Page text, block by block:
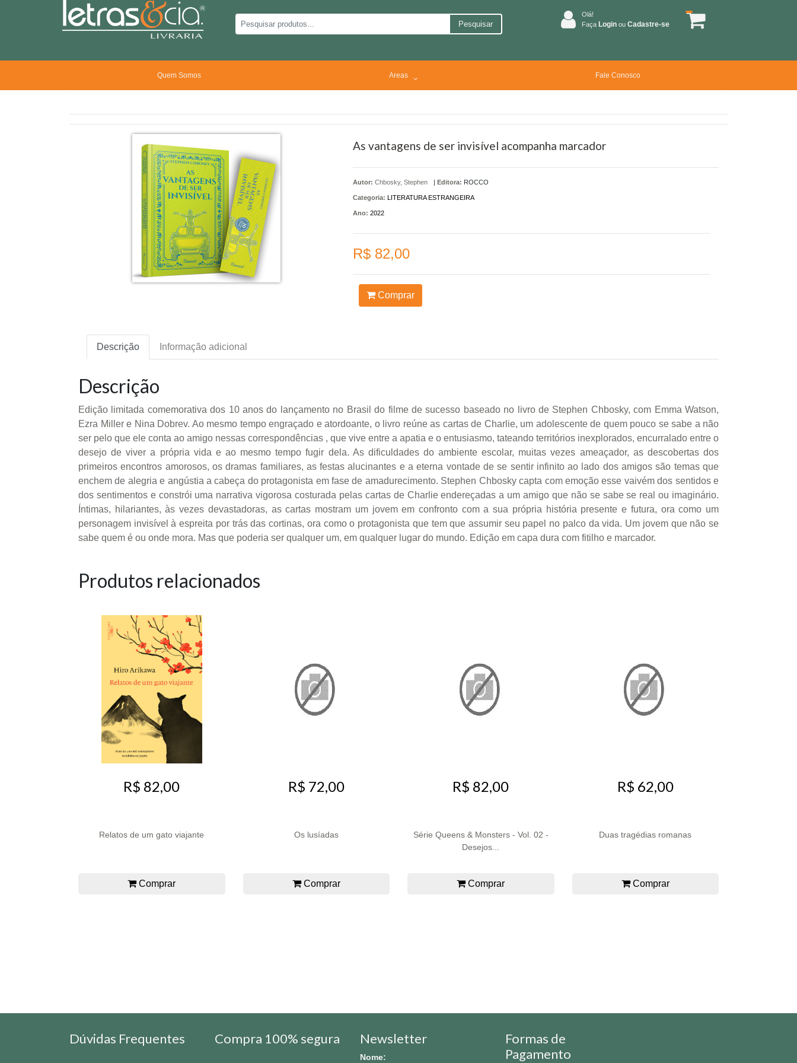
Pesquisar
Olá!
Faça Login ou Cadastre-se
Quem Somos Areas Fale Conosco
As vantagens de ser invisível acompanha marcador
Autor: Chbosky, Stephen | Editora: ROCCO
Categoria: LITERATURA ESTRANGEIRA
Ano: 2022
R$ 82,00
Comprar
Descrição Informação adicional
Descrição
Edição limitada comemorativa dos 10 anos do lançamento no Brasil do filme de sucesso baseado no livro de Stephen Chbosky, com Emma Watson,
Ezra Miller e Nina Dobrev. Ao mesmo tempo engraçado e atordoante, o livro reúne as cartas de Charlie, um adolescente de quem pouco se sabe a não
ser pelo que ele conta ao amigo nessas correspondências , que vive entre a apatia e o entusiasmo, tateando territórios inexplorados, encurralado entre o
desejo de viver a própria vida e ao mesmo tempo fugir dela. As dificuldades do ambiente escolar, muitas vezes ameaçador, as descobertas dos
primeiros encontros amorosos, os dramas familiares, as festas alucinantes e a eterna vontade de se sentir infinito ao lado dos amigos são temas que
enchem de alegria e angústia a cabeça do protagonista em fase de amadurecimento. Stephen Chbosky capta com emoção esse vaivém dos sentidos e
dos sentimentos e constrói uma narrativa vigorosa costurada pelas cartas de Charlie endereçadas a um amigo que não se sabe se real ou imaginário.
Íntimas, hilariantes, às vezes devastadoras, as cartas mostram um jovem em confronto com a sua própria história presente e futura, ora como um
personagem invisível à espreita por trás das cortinas, ora como o protagonista que tem que assumir seu papel no palco da vida. Um jovem que não se
sabe quem é ou onde mora. Mas que poderia ser qualquer um, em qualquer lugar do mundo. Edição em capa dura com fitilho e marcador.
Produtos relacionados
R$ 82,00
Relatos de um gato viajante
Comprar
R$ 72,00
Os lusíadas
Comprar
R$ 82,00
Série Queens & Monsters - Vol. 02 -
Desejos...
Comprar
R$ 62,00
Duas tragédias romanas
Comprar
Dúvidas Frequentes Compra 100% segura Newsletter
Nome:
Formas de
Pagamento